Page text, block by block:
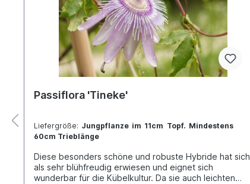
Passiflora 'Tineke'
Liefergröße: Jungpflanze im 11cm Topf. Mindestens
60cm Trieblänge
Diese besonders schöne und robuste Hybride hat sich
als sehr blühfreudig erwiesen und eignet sich
wunderbar für die Kübelkultur. Da sie auch leichten